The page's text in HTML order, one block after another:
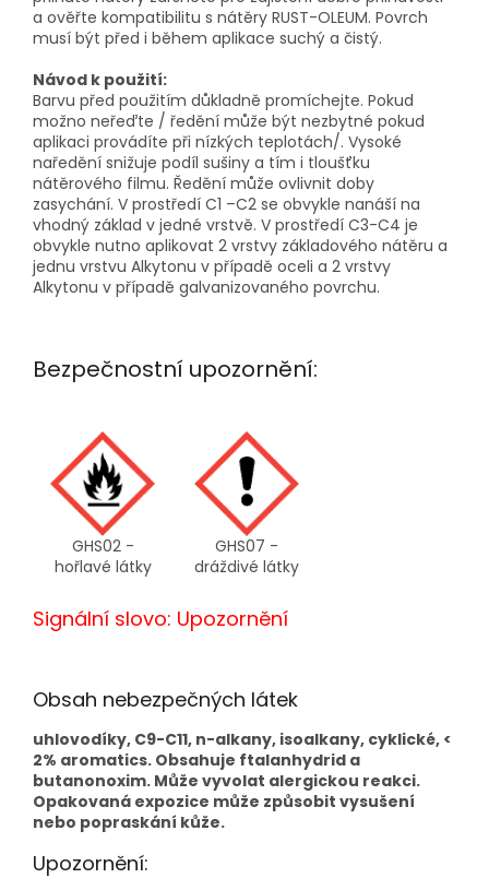
a ověřte kompatibilitu s nátěry RUST-OLEUM. Povrch
musí být před i během aplikace suchý a čistý.
Návod k použití:
Barvu před použitím důkladně promíchejte. Pokud
možno neřeďte / ředění může být nezbytné pokud
aplikaci provádíte při nízkých teplotách/. Vysoké
naředění snižuje podíl sušiny a tím i tloušťku
nátěrového filmu. Ředění může ovlivnit doby
zasychání. V prostředí C1 –C2 se obvykle nanáší na
vhodný základ v jedné vrstvě. V prostředí C3-C4 je
obvykle nutno aplikovat 2 vrstvy základového nátěru a
jednu vrstvu Alkytonu v případě oceli a 2 vrstvy
Alkytonu v případě galvanizovaného povrchu.
Bezpečnostní upozornění:
GHS02 -
hořlavé látky
GHS07 -
dráždivé látky
Signální slovo: Upozornění
Obsah nebezpečných látek
uhlovodíky, C9-C11, n-alkany, isoalkany, cyklické, <
2% aromatics. Obsahuje ftalanhydrid a
butanonoxim. Může vyvolat alergickou reakci.
Opakovaná expozice může způsobit vysušení
nebo popraskání kůže.
Upozornění: